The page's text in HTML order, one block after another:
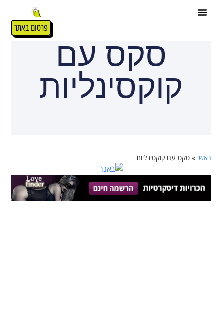
פרסום באתר
סקס עם
קוקסינליות
ראשי »סקס עם קוקסינליות